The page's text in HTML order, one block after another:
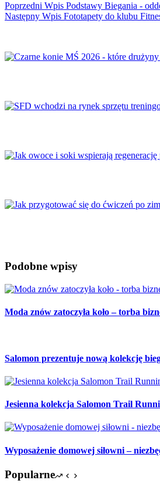
Poprzedni Wpis Podstawy Biegania -
Następny Wpis Fototapety do klubu
Podobne wpisy
Moda znów zatoczyła koło – torba
Salomon prezentuje nową kolekcję
Jesienna kolekcja Salomon Trail
Wyposażenie domowej siłowni –
Popularne